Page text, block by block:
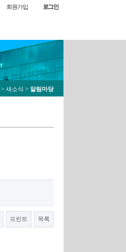
회원가입 로그인
> 새소식 > 알림마당
프린트 목록